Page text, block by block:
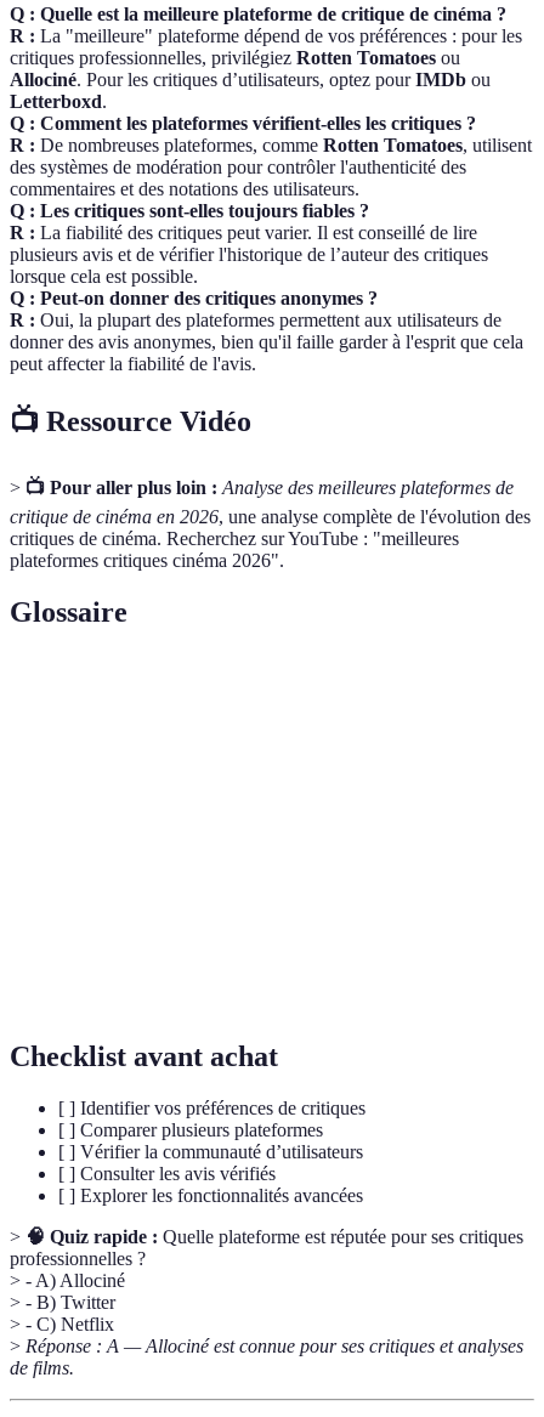
Q : Quelle est la meilleure plateforme de critique de cinéma ?
R : La "meilleure" plateforme dépend de vos préférences : pour les
critiques professionnelles, privilégiez Rotten Tomatoes ou
Allociné. Pour les critiques d’utilisateurs, optez pourIMDb ou
Letterboxd.
Q : Comment les plateformes vérifient-elles les critiques ?
R : De nombreuses plateformes, comme Rotten Tomatoes, utilisent
des systèmes de modération pour contrôler l'authenticité des
commentaires et des notations des utilisateurs.
Q : Les critiques sont-elles toujours fiables ?
R : La fiabilité des critiques peut varier. Il est conseillé de lire
plusieurs avis et de vérifier l'historique de l’auteur des critiques
lorsque cela est possible.
Q : Peut-on donner des critiques anonymes ?
R : Oui, la plupart des plateformes permettent aux utilisateurs de
donner des avis anonymes, bien qu'il faille garder à l'esprit que cela
peut affecter la fiabilité de l'avis.
📺 Ressource Vidéo
> 📺 Pour aller plus loin : Analyse des meilleures plateformes de
critique de cinéma en 2026, une analyse complète de l'évolution des
critiques de cinéma. Recherchez sur YouTube : "meilleures
plateformes critiques cinéma 2026".
Glossaire
Checklist avant achat
[ ] Identifier vos préférences de critiques
[ ] Comparer plusieurs plateformes
[ ] Vérifier la communauté d’utilisateurs
[ ] Consulter les avis vérifiés
[ ] Explorer les fonctionnalités avancées
> 🧠 Quiz rapide : Quelle plateforme est réputée pour ses critiques
professionnelles ?
> - A) Allociné
> - B) Twitter
> - C) Netflix
> Réponse : A — Allociné est connue pour ses critiques et analyses
de films.